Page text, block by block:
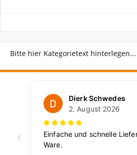
Bitte hier Kategorietext hinterlegen...